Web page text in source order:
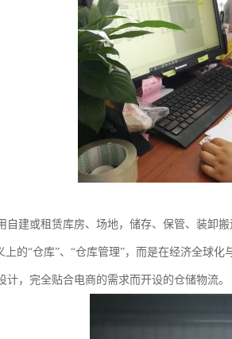
自建或租赁库房、场地，储存、保管、装卸
上的“仓库”、“仓库管理”，而是在经济全球
计，完全贴合电商的需求而开设的仓储物流。